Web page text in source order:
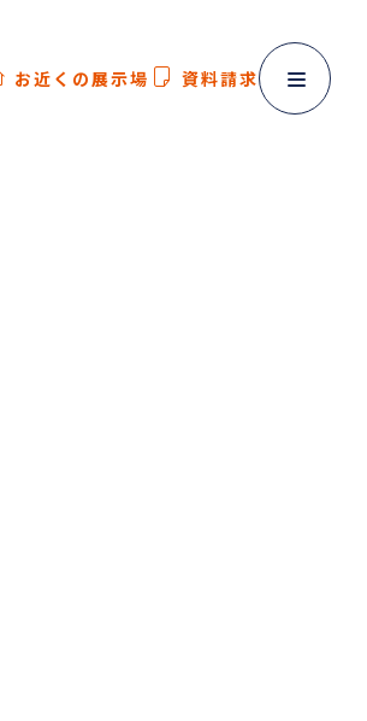
お近くの展示場 資料請求